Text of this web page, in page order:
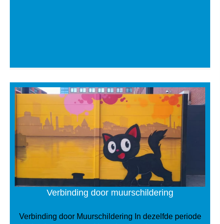
Verbinding door muurschildering
Verbinding door Muurschildering In dezelfde periode